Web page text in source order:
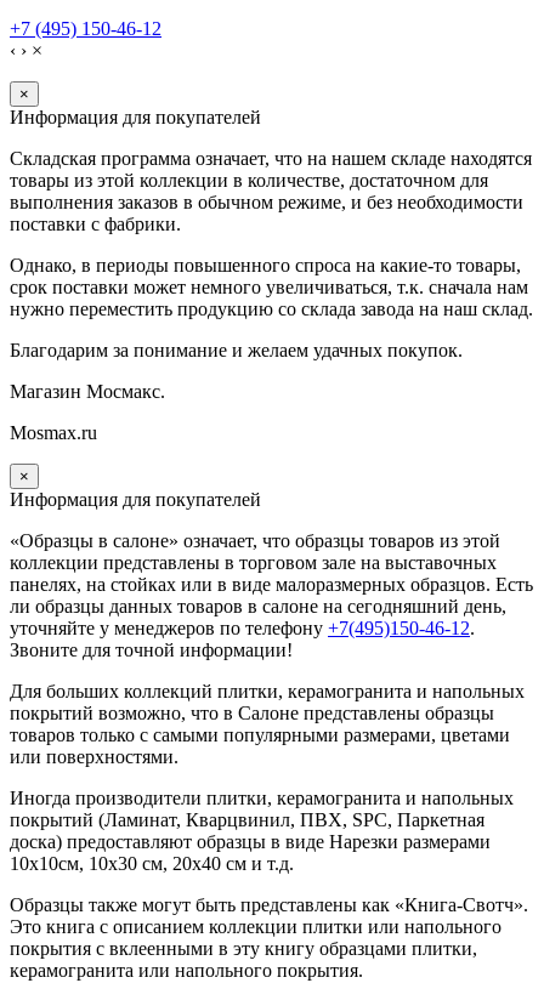
+7 (495) 150-46-12
‹ › ×
×
Информация для покупателей
Складская программа означает, что на нашем складе находятся
товары из этой коллекции в количестве, достаточном для
выполнения заказов в обычном режиме, и без необходимости
поставки с фабрики.
Однако, в периоды повышенного спроса на какие-то товары,
срок поставки может немного увеличиваться, т.к. сначала нам
нужно переместить продукцию со склада завода на наш склад.
Благодарим за понимание и желаем удачных покупок.
Магазин Мосмакс.
Mosmax.ru
×
Информация для покупателей
«Образцы в салоне» означает, что образцы товаров из этой
коллекции представлены в торговом зале на выставочных
панелях, на стойках или в виде малоразмерных образцов. Есть
ли образцы данных товаров в салоне на сегодняшний день,
уточняйте у менеджеров по телефону +7(495)150-46-12.
Звоните для точной информации!
Для больших коллекций плитки, керамогранита и напольных
покрытий возможно, что в Салоне представлены образцы
товаров только с самыми популярными размерами, цветами
или поверхностями.
Иногда производители плитки, керамогранита и напольных
покрытий (Ламинат, Кварцвинил, ПВХ, SPC, Паркетная
доска) предоставляют образцы в виде Нарезки размерами
10х10см, 10х30 см, 20х40 см и т.д.
Образцы также могут быть представлены как «Книга-Свотч».
Это книга с описанием коллекции плитки или напольного
покрытия с вклеенными в эту книгу образцами плитки,
керамогранита или напольного покрытия.